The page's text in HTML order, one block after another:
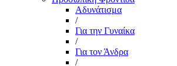
Αδυνάτισμα
/
Για την Γυναίκα
/
Για τον Άνδρα
/